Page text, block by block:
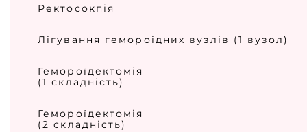
Ректосокпія
Лігування гемороідних вузлів (1 вузол)
Гемороїдектомія
(1 складність)
Гемороїдектомія
(2 складність)